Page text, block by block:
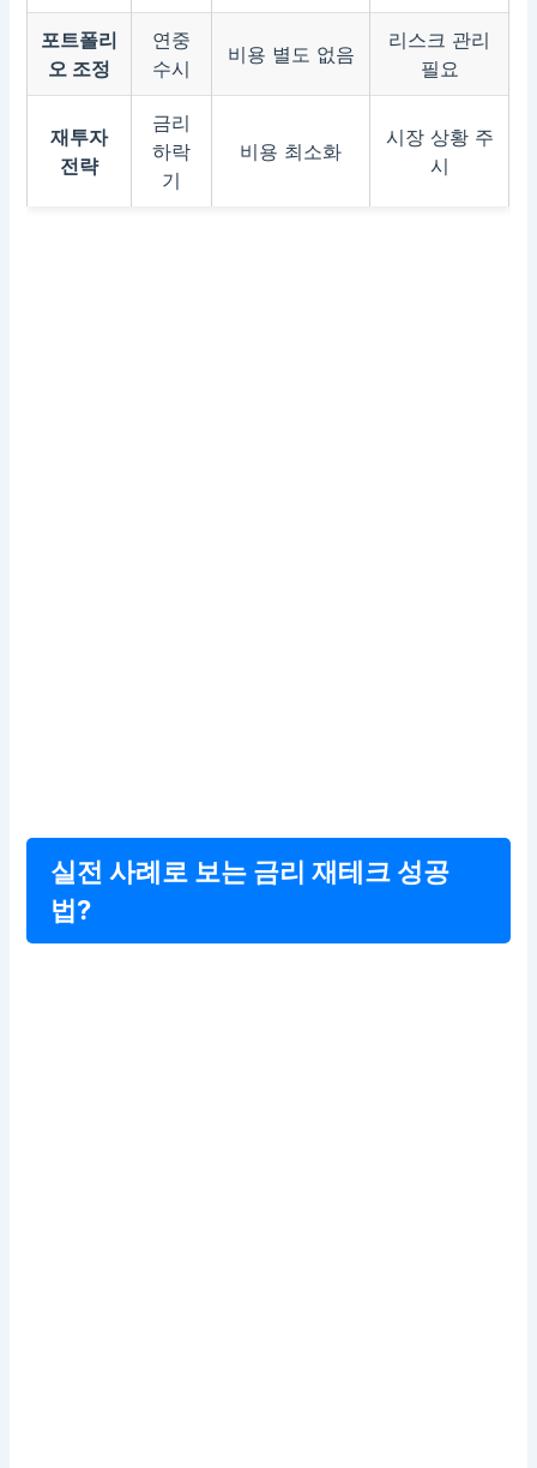
포트폴리
오 조정
연중
수시
비용 별도 없음
리스크 관리
필요
재투자
전략
금리
하락
기
비용 최소화
시장 상황 주
시
실전 사례로 보는 금리 재테크 성공
법?